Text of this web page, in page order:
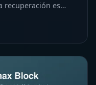
recuperación es